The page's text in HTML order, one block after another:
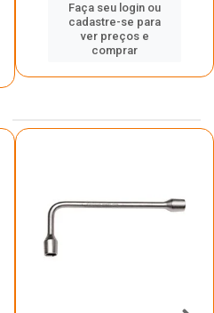
Faça seu login ou
cadastre-se para
ver preços e
comprar